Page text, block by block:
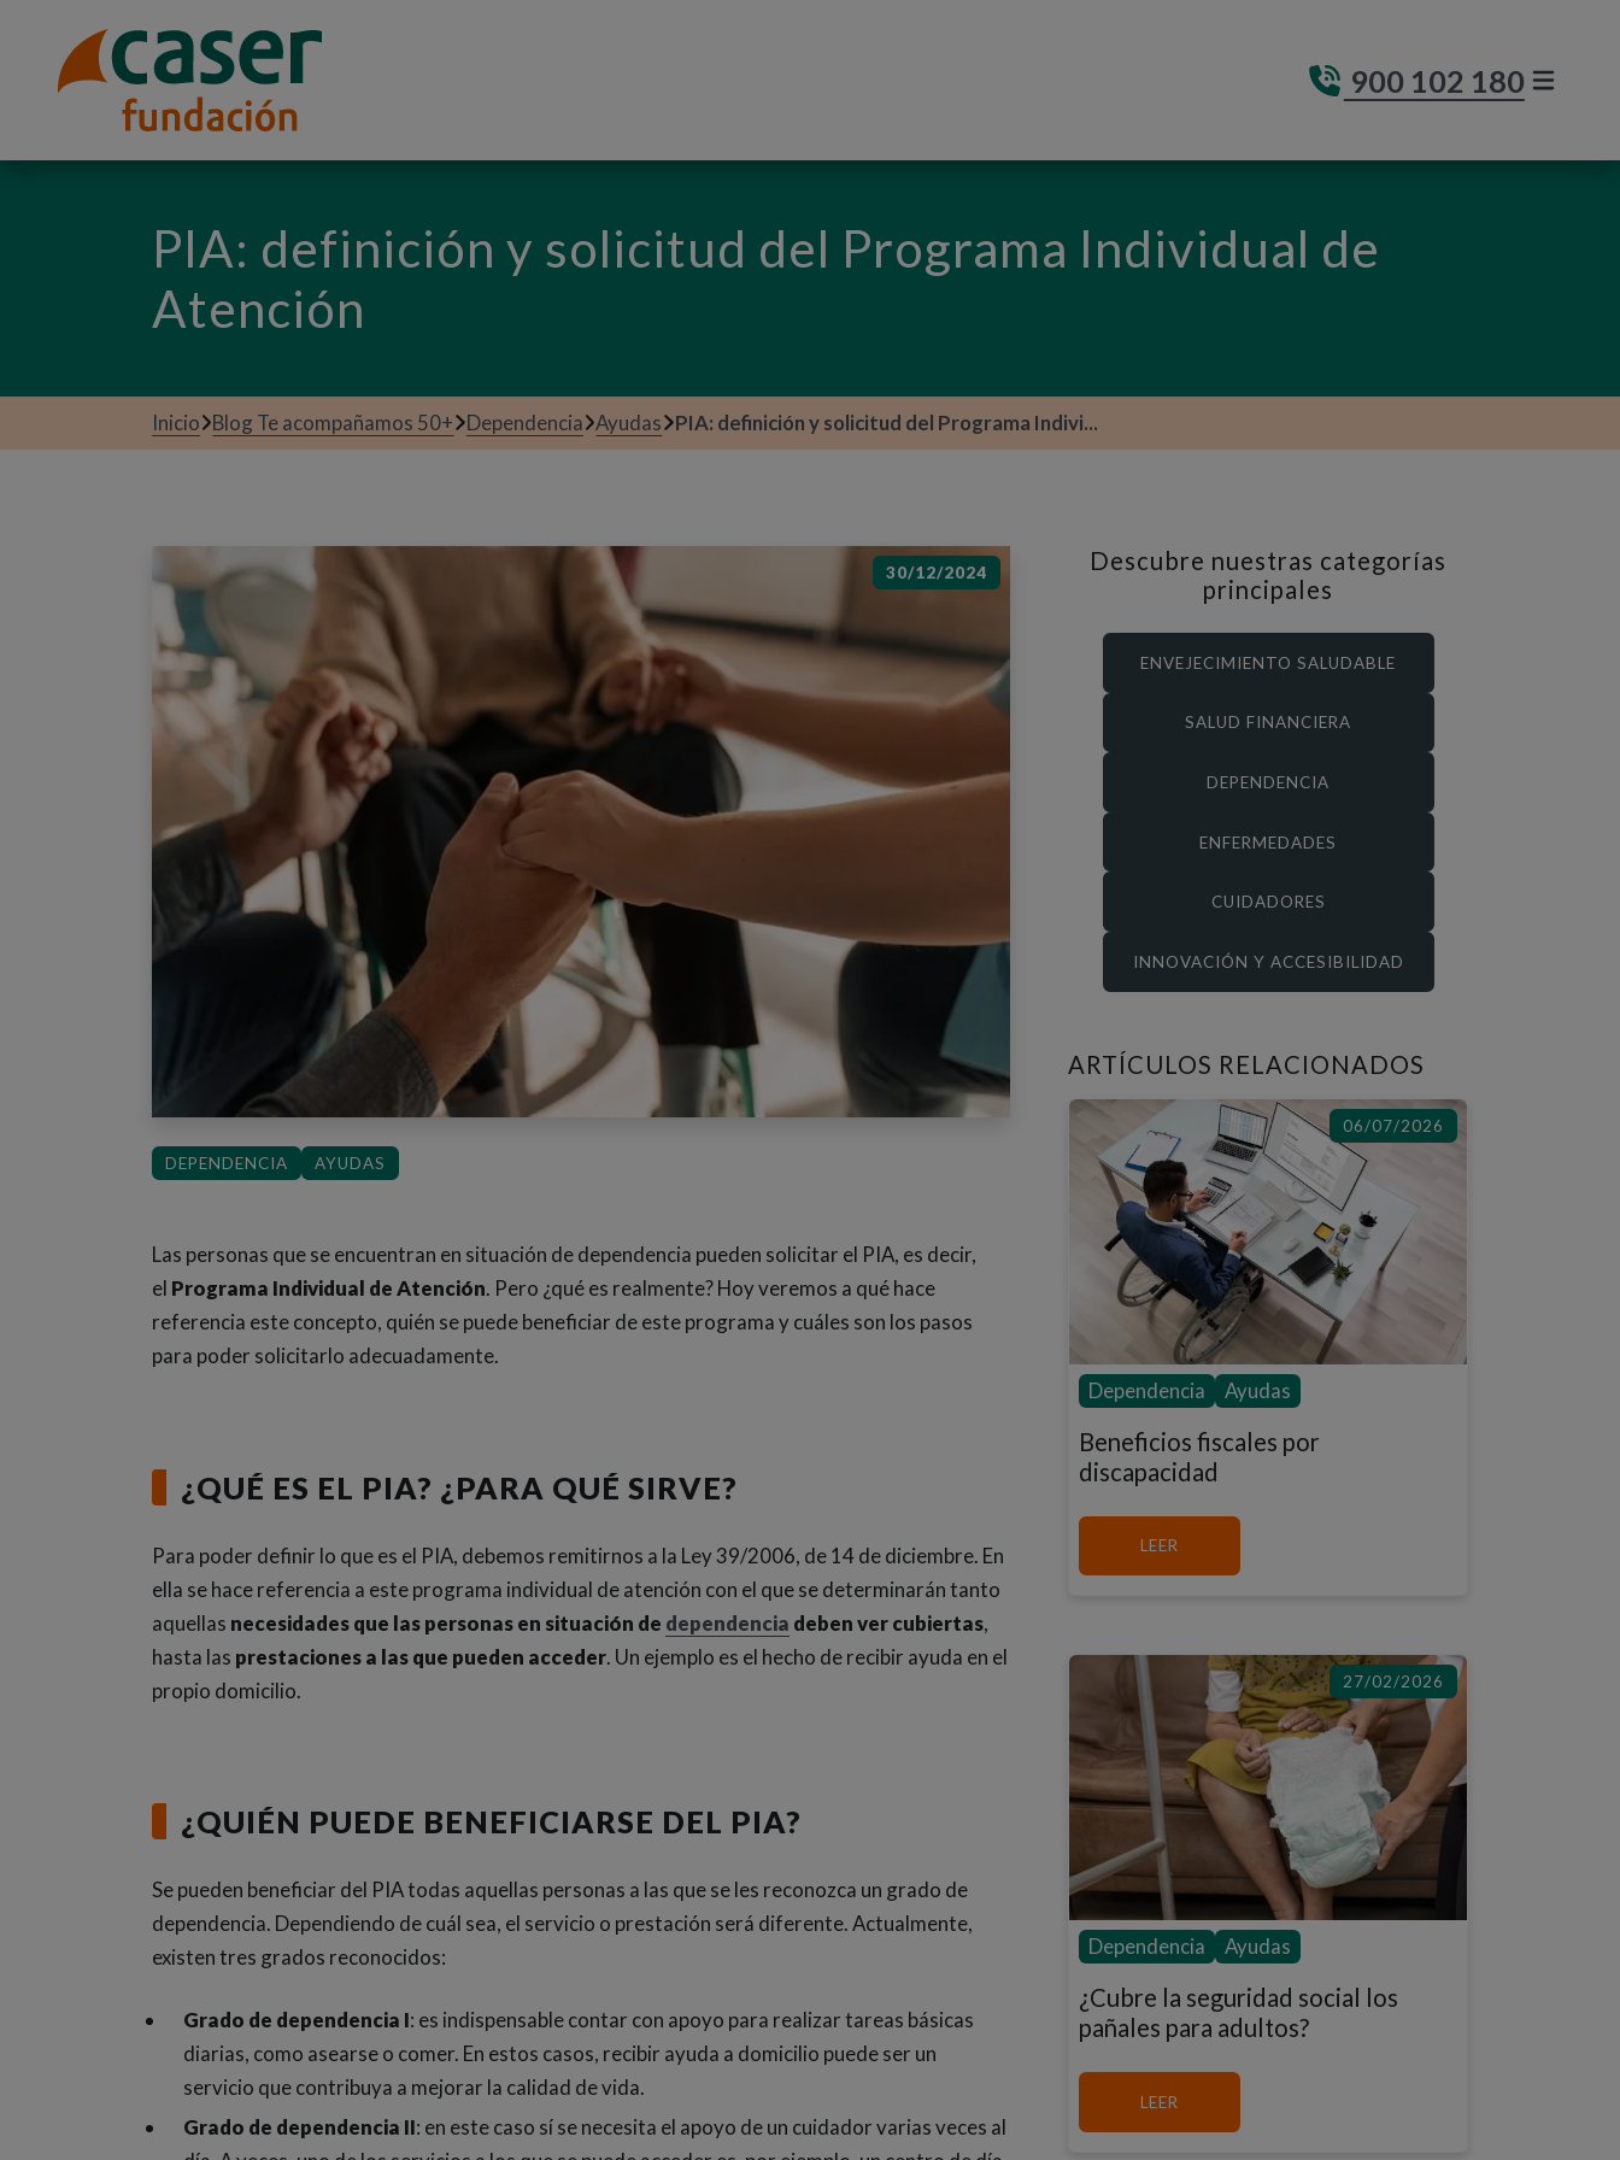
900 102 180
PIA: definición y solicitud del Programa Individual de
Atención
Inicio Blog Te acompañamos 50+ Dependencia Ayudas PIA: definición y solicitud del Programa Indivi...
30/12/2024
DEPENDENCIA AYUDAS
Las personas que se encuentran en situación de dependencia pueden solicitar el PIA, es decir,
el Programa Individual de Atención. Pero ¿qué es realmente? Hoy veremos a qué hace
referencia este concepto, quién se puede beneficiar de este programa y cuáles son los pasos
para poder solicitarlo adecuadamente.
¿QUÉ ES EL PIA? ¿PARA QUÉ SIRVE?
Para poder definir lo que es el PIA, debemos remitirnos a la Ley 39/2006, de 14 de diciembre. En
ella se hace referencia a este programa individual de atención con el que se determinarán tanto
aquellas necesidades que las personas en situación de dependencia deben ver cubiertas,
hasta las prestaciones a las que pueden acceder. Un ejemplo es el hecho de recibir ayuda en el
propio domicilio.
¿QUIÉN PUEDE BENEFICIARSE DEL PIA?
Se pueden beneficiar del PIA todas aquellas personas a las que se les reconozca un grado de
dependencia. Dependiendo de cuál sea, el servicio o prestación será diferente. Actualmente,
existen tres grados reconocidos:
Grado de dependencia I: es indispensable contar con apoyo para realizar tareas básicas
diarias, como asearse o comer. En estos casos, recibir ayuda a domicilio puede ser un
servicio que contribuya a mejorar la calidad de vida.
Grado de dependencia II: en este caso sí se necesita el apoyo de un cuidador varias veces al
Descubre nuestras categorías
principales
ENVEJECIMIENTO SALUDABLE
SALUD FINANCIERA
DEPENDENCIA
ENFERMEDADES
CUIDADORES
INNOVACIÓN Y ACCESIBILIDAD
ARTÍCULOS RELACIONADOS
06/07/2026
Dependencia Ayudas
Beneficios fiscales por
discapacidad
LEER
27/02/2026
Dependencia Ayudas
¿Cubre la seguridad social los
pañales para adultos?
LEER